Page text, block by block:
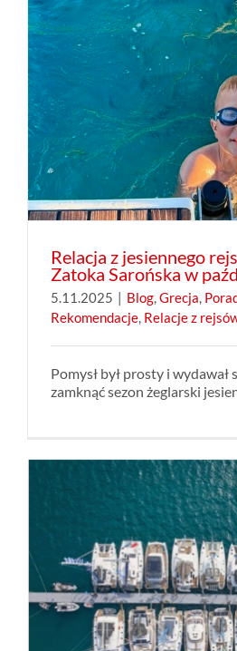
Relacja z jesiennego
Zatoka Sarońska w
5.11.2025 | Blog,Grecja,
Rekomendacje, Relacje z
Pomysł był prosty i wydawał
zamknąć sezon żeglarski